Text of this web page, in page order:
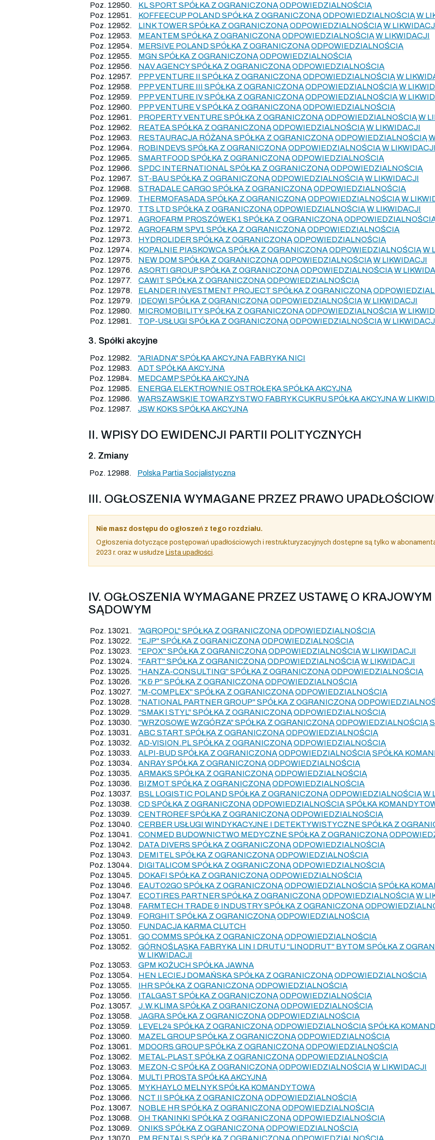
Poz. 12950.
KL SPORT SPÓŁKA Z OGRANICZONĄ ODPOWIEDZIALNOŚCIĄ
Poz. 12951.
KOFFEECUP POLAND SPÓŁKA Z OGRANICZONĄ ODPOWIEDZIALNOŚCIĄ W
Poz. 12952.
LINK TOWER SPÓŁKA Z OGRANICZONĄ ODPOWIEDZIALNOŚCIĄ W
Poz. 12953.
MEANTEM SPÓŁKA Z OGRANICZONĄ ODPOWIEDZIALNOŚCIĄ W LIKWIDACJI
Poz. 12954.
MERSIVE POLAND SPÓŁKA Z OGRANICZONĄ ODPOWIEDZIALNOŚCIĄ
Poz. 12955.
MGN SPÓŁKA Z OGRANICZONĄ ODPOWIEDZIALNOŚCIĄ
Poz. 12956.
NAV AGENCY SPÓŁKA Z OGRANICZONĄ ODPOWIEDZIALNOŚCIĄ
Poz. 12957.
PPP VENTURE II SPÓŁKA Z OGRANICZONĄ ODPOWIEDZIALNOŚCIĄ W
Poz. 12958.
PPP VENTURE III SPÓŁKA Z OGRANICZONĄ ODPOWIEDZIALNOŚCIĄ W
Poz. 12959.
PPP VENTURE IV SPÓŁKA Z OGRANICZONĄ ODPOWIEDZIALNOŚCIĄ W
Poz. 12960.
PPP VENTURE V SPÓŁKA Z OGRANICZONĄ ODPOWIEDZIALNOŚCIĄ
Poz. 12961.
PROPERTY VENTURE SPÓŁKA Z OGRANICZONĄ ODPOWIEDZIALNOŚCIĄ W
Poz. 12962.
REATEA SPÓŁKA Z OGRANICZONĄ ODPOWIEDZIALNOŚCIĄ W LIKWIDACJI
Poz. 12963.
RESTAURACJA RÓŻANA SPÓŁKA Z OGRANICZONĄ ODPOWIEDZIALNOŚCIĄ
Poz. 12964.
ROBINDEVS SPÓŁKA Z OGRANICZONĄ ODPOWIEDZIALNOŚCIĄ W LIKWIDACJI
Poz. 12965.
SMARTFOOD SPÓŁKA Z OGRANICZONĄ ODPOWIEDZIALNOŚCIĄ
Poz. 12966.
SPDC INTERNATIONAL SPÓŁKA Z OGRANICZONĄ ODPOWIEDZIALNOŚCIĄ
Poz. 12967.
ST-BAU SPÓŁKA Z OGRANICZONĄ ODPOWIEDZIALNOŚCIĄ W LIKWIDACJI
Poz. 12968.
STRADALE CARGO SPÓŁKA Z OGRANICZONĄ ODPOWIEDZIALNOŚCIĄ
Poz. 12969.
THERMOFASADA SPÓŁKA Z OGRANICZONĄ ODPOWIEDZIALNOŚCIĄ W
Poz. 12970.
TTS LTD SPÓŁKA Z OGRANICZONĄ ODPOWIEDZIALNOŚCIĄ W LIKWIDACJI
Poz. 12971.
AGROFARM PROSZÓWEK 1 SPÓŁKA Z OGRANICZONĄ
Poz. 12972.
AGROFARM SPV1 SPÓŁKA Z OGRANICZONĄ ODPOWIEDZIALNOŚCIĄ
Poz. 12973.
HYDROLIDER SPÓŁKA Z OGRANICZONĄ ODPOWIEDZIALNOŚCIĄ
Poz. 12974.
KOPALNIE PIASKOWCA SPÓŁKA Z OGRANICZONĄ ODPOWIEDZIALNOŚCIĄ W
Poz. 12975.
NEW DOM SPÓŁKA Z OGRANICZONĄ ODPOWIEDZIALNOŚCIĄ W LIKWIDACJI
Poz. 12976.
ASORTI GROUP SPÓŁKA Z OGRANICZONĄ ODPOWIEDZIALNOŚCIĄ W
Poz. 12977.
CAWIT SPÓŁKA Z OGRANICZONĄ ODPOWIEDZIALNOŚCIĄ
Poz. 12978.
ELANDER INVESTMENT PROJECT SPÓŁKA Z OGRANICZONĄ
Poz. 12979.
IDEOWI SPÓŁKA Z OGRANICZONĄ ODPOWIEDZIALNOŚCIĄ W LIKWIDACJI
Poz. 12980.
MICROMOBILITY SPÓŁKA Z OGRANICZONĄ ODPOWIEDZIALNOŚCIĄ W
Poz. 12981.
TOP-USŁUGI SPÓŁKA Z OGRANICZONĄ ODPOWIEDZIALNOŚCIĄ W
3. Spółki akcyjne
Poz. 12982.
"ARIADNA" SPÓŁKA AKCYJNA FABRYKA NICI
Poz. 12983.
ADT SPÓŁKA AKCYJNA
Poz. 12984.
MEDCAMP SPÓŁKA AKCYJNA
Poz. 12985.
ENERGA ELEKTROWNIE OSTROŁĘKA SPÓŁKA AKCYJNA
Poz. 12986.
WARSZAWSKIE TOWARZYSTWO FABRYK CUKRU SPÓŁKA AKCYJNA W
Poz. 12987.
JSW KOKS SPÓŁKA AKCYJNA
II. WPISY DO EWIDENCJI PARTII POLITYCZNYCH
2. Zmiany
Poz. 12988. Polska Partia Socjalistyczna
III. OGŁOSZENIA WYMAGANE PRZEZ PRAWO
Nie masz dostępu do ogłoszeń z tego rozdziału.
Ogłoszenia dotyczące postępowań upadłościowych i restrukturyzacyjnych dostępne są tylko w
2023 r. oraz w usłudze Lista upadłości
IV. OGŁOSZENIA WYMAGANE PRZEZ USTAWĘ O
SĄDOWYM
Poz. 13021.
"AGROPOL" SPÓŁKA Z OGRANICZONĄ ODPOWIEDZIALNOŚCIĄ
Poz. 13022.
"EJP" SPÓŁKA Z OGRANICZONĄ ODPOWIEDZIALNOŚCIĄ
Poz. 13023.
"EPOX" SPÓŁKA Z OGRANICZONĄ ODPOWIEDZIALNOŚCIĄ W LIKWIDACJI
Poz. 13024.
"FART" SPÓŁKA Z OGRANICZONĄ ODPOWIEDZIALNOŚCIĄ W LIKWIDACJI
Poz. 13025.
"HANZA-CONSULTING" SPÓŁKA Z OGRANICZONĄ ODPOWIEDZIALNOŚCIĄ
Poz. 13026.
"K & P" SPÓŁKA Z OGRANICZONĄ ODPOWIEDZIALNOŚCIĄ
Poz. 13027.
"M-COMPLEX" SPÓŁKA Z OGRANICZONĄ ODPOWIEDZIALNOŚCIĄ
Poz. 13028.
"NATIONAL PARTNER GROUP" SPÓŁKA Z OGRANICZONĄ
Poz. 13029.
"SMAK I STYL" SPÓŁKA Z OGRANICZONĄ ODPOWIEDZIALNOŚCIĄ
Poz. 13030.
"WRZOSOWE WZGÓRZA" SPÓŁKA Z OGRANICZONĄ ODPOWIEDZIALNOŚCIĄ
Poz. 13031.
ABC START SPÓŁKA Z OGRANICZONĄ ODPOWIEDZIALNOŚCIĄ
Poz. 13032.
AD-VISION.PL SPÓŁKA Z OGRANICZONĄ ODPOWIEDZIALNOŚCIĄ
Poz. 13033.
ALPI-BUD SPÓŁKA Z OGRANICZONĄ ODPOWIEDZIALNOŚCIĄ SPÓŁKA
Poz. 13034.
ANRAY SPÓŁKA Z OGRANICZONĄ ODPOWIEDZIALNOŚCIĄ
Poz. 13035.
ARMAKS SPÓŁKA Z OGRANICZONĄ ODPOWIEDZIALNOŚCIĄ
Poz. 13036.
BIZMOT SPÓŁKA Z OGRANICZONĄ ODPOWIEDZIALNOŚCIĄ
Poz. 13037.
BSL LOGISTIC POLAND SPÓŁKA Z OGRANICZONĄ ODPOWIEDZIALNOŚCIĄ W
Poz. 13038.
CD SPÓŁKA Z OGRANICZONĄ ODPOWIEDZIALNOŚCIĄ SPÓŁKA
Poz. 13039.
CENTROREF SPÓŁKA Z OGRANICZONĄ ODPOWIEDZIALNOŚCIĄ
Poz. 13040.
CERBER USŁUGI WINDYKACYJNE I DETEKTYWISTYCZNE SPÓŁKA Z
Poz. 13041.
CONMED BUDOWNICTWO MEDYCZNE SPÓŁKA Z OGRANICZONĄ
Poz. 13042.
DATA DIVERS SPÓŁKA Z OGRANICZONĄ ODPOWIEDZIALNOŚCIĄ
Poz. 13043.
DEMITEL SPÓŁKA Z OGRANICZONĄ ODPOWIEDZIALNOŚCIĄ
Poz. 13044.
DIGITALICOM SPÓŁKA Z OGRANICZONĄ ODPOWIEDZIALNOŚCIĄ
Poz. 13045.
DOKAFI SPÓŁKA Z OGRANICZONĄ ODPOWIEDZIALNOŚCIĄ
Poz. 13046.
EAUTO2GO SPÓŁKA Z OGRANICZONĄ ODPOWIEDZIALNOŚCIĄ SPÓŁKA
Poz. 13047.
ECOTIRES PARTNER SPÓŁKA Z OGRANICZONĄ ODPOWIEDZIALNOŚCIĄ W
Poz. 13048.
FARMTECH TRADE & INDUSTRY SPÓŁKA Z OGRANICZONĄ
Poz. 13049.
FORGHIT SPÓŁKA Z OGRANICZONĄ ODPOWIEDZIALNOŚCIĄ
Poz. 13050.
FUNDACJA KARMA CLUTCH
Poz. 13051.
GO COMMS SPÓŁKA Z OGRANICZONĄ ODPOWIEDZIALNOŚCIĄ
Poz. 13052.
GÓRNOŚLĄSKA FABRYKA LIN I DRUTU "LINODRUT" BYTOM SPÓŁKA Z
W LIKWIDACJI
Poz. 13053.
GPM KOŻUCH SPÓŁKA JAWNA
Poz. 13054.
HEN LECIEJ DOMAŃSKA SPÓŁKA Z OGRANICZONĄ ODPOWIEDZIALNOŚCIĄ
Poz. 13055.
IHR SPÓŁKA Z OGRANICZONĄ ODPOWIEDZIALNOŚCIĄ
Poz. 13056.
ITALGAST SPÓŁKA Z OGRANICZONĄ ODPOWIEDZIALNOŚCIĄ
Poz. 13057.
J.W.KLIMA SPÓŁKA Z OGRANICZONĄ ODPOWIEDZIALNOŚCIĄ
Poz. 13058.
JAGRA SPÓŁKA Z OGRANICZONĄ ODPOWIEDZIALNOŚCIĄ
Poz. 13059.
LEVEL24 SPÓŁKA Z OGRANICZONĄ ODPOWIEDZIALNOŚCIĄ SPÓŁKA
Poz. 13060.
MAZEL GROUP SPÓŁKA Z OGRANICZONĄ ODPOWIEDZIALNOŚCIĄ
Poz. 13061.
MDOORS GROUP SPÓŁKA Z OGRANICZONĄ ODPOWIEDZIALNOŚCIĄ
Poz. 13062.
METAL-PLAST SPÓŁKA Z OGRANICZONĄ ODPOWIEDZIALNOŚCIĄ
Poz. 13063.
MEZON-C SPÓŁKA Z OGRANICZONĄ ODPOWIEDZIALNOŚCIĄ W LIKWIDACJI
Poz. 13064.
MULTI PROSTA SPÓŁKA AKCYJNA
Poz. 13065.
MYKHAYLO MELNYK SPÓŁKA KOMANDYTOWA
Poz. 13066.
NCT II SPÓŁKA Z OGRANICZONĄ ODPOWIEDZIALNOŚCIĄ
Poz. 13067.
NOBLE HR SPÓŁKA Z OGRANICZONĄ ODPOWIEDZIALNOŚCIĄ
Poz. 13068.
OH TKANINKI SPÓŁKA Z OGRANICZONĄ ODPOWIEDZIALNOŚCIĄ
Poz. 13069.
ONIKS SPÓŁKA Z OGRANICZONĄ ODPOWIEDZIALNOŚCIĄ
Poz. 13070.
PM RENTALS SPÓŁKA Z OGRANICZONĄ ODPOWIEDZIALNOŚCIĄ